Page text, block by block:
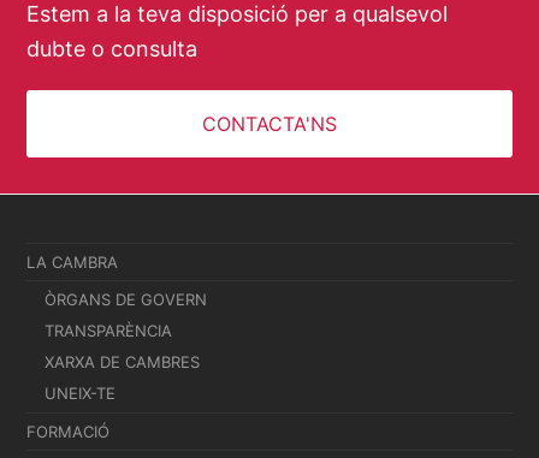
Estem a la teva disposició per a qualsevol
dubte o consulta
CONTACTA'NS
LA CAMBRA
ÒRGANS DE GOVERN
TRANSPARÈNCIA
XARXA DE CAMBRES
UNEIX-TE
FORMACIÓ